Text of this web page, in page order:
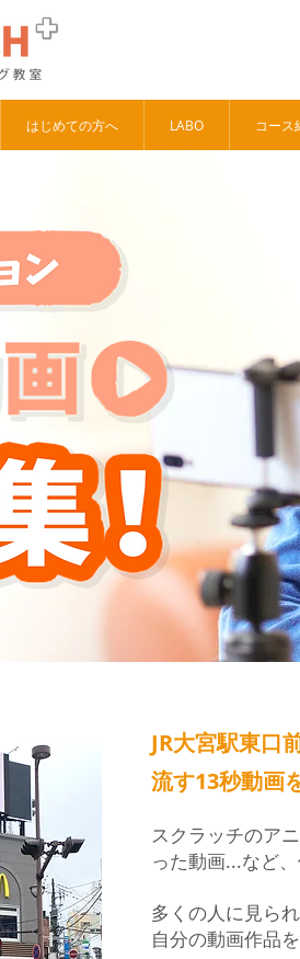
JR大宮駅東口
流す13秒動画
スクラッチのア
った動画...など
多くの人に見ら
自分の動画作品
はじめての方へ LABO コース